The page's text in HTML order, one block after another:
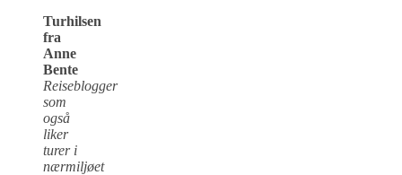
Turhilsen
fra
Anne
Bente
Reiseblogger
som
også
liker
turer i
nærmiljøet